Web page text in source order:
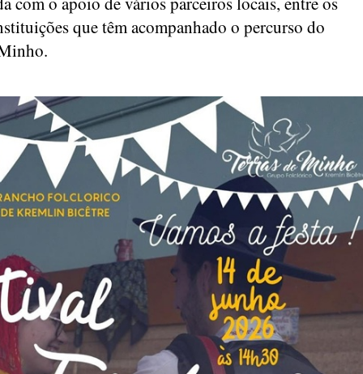
que têm acompanhado o percurso do